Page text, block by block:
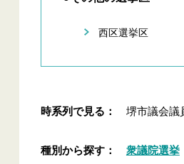
西区選挙区
時系列で見る： 堺市議会議
種別から探す： 衆議院選挙